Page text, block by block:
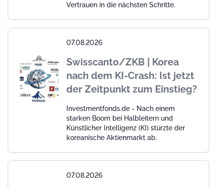
Vertrauen in die nächsten Schritte.
07.08.2026
Swisscanto/ZKB | Korea
nach dem KI-Crash: Ist jetzt
der Zeitpunkt zum Einstieg?
Investmentfonds.de - Nach einem
starken Boom bei Halbleitern und
Künstlicher Intelligenz (KI) stürzte der
koreanische Aktienmarkt ab.
07.08.2026